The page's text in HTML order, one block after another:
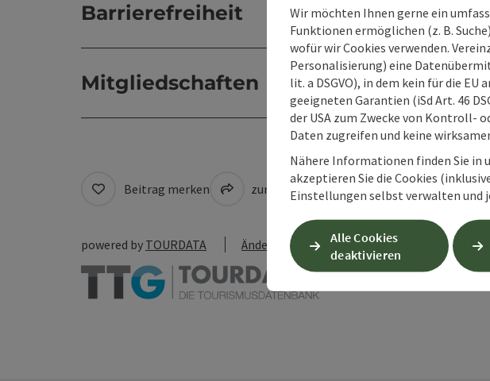
Barrierefreiheit
Mitgliedschaften
Beitrag merken zum Merkzettel PDF erstellen
powered by TOURDATA Änderung vorschlagen
Wir möchten Ihnen gerne ein
Funktionen ermöglichen (z. B.
wofür wir Cookies verwenden.
Personalisierung) eine
lit. a DSGVO), in dem kein für die
geeigneten Garantien (iSd Art. 46
der USA zum Zwecke von Kontroll-
Daten zugreifen und keine
Nähere Informationen finden Sie in
akzeptieren Sie die Cookies
Einstellungen selbst verwalten und
Alle Cookies
deaktivieren